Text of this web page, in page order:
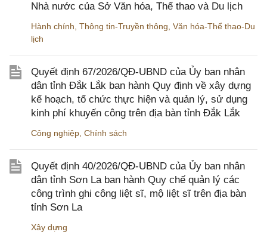
Nhà nước của Sở Văn hóa, Thể thao và Du lịch
Hành chính Thông tin-Truyền thông Văn hóa-Thể thao-Du
lịch
Quyết định 67/2026/QĐ-UBND của Ủy ban nhân
dân tỉnh Đắk Lắk ban hành Quy định về xây dựng
kế hoạch, tổ chức thực hiện và quản lý, sử dụng
kinh phí khuyến công trên địa bàn tỉnh Đắk Lắk
Công nghiệp Chính sách
Quyết định 40/2026/QĐ-UBND của Ủy ban nhân
dân tỉnh Sơn La ban hành Quy chế quản lý các
công trình ghi công liệt sĩ, mộ liệt sĩ trên địa bàn
tỉnh Sơn La
Xây dựng